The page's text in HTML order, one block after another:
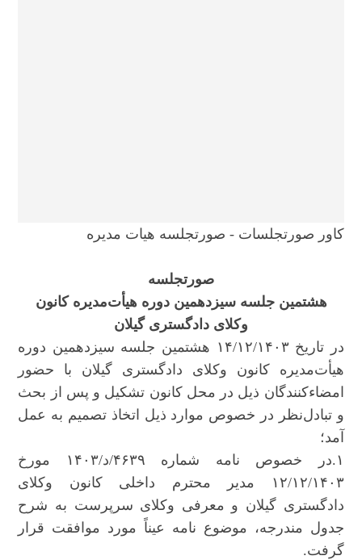
کاور صورتجلسات - صورتجلسه هیات مدیره
صورتجلسه
هشتمین جلسه سیزدهمین دوره هیأت‌مدیره کانون
وکلای دادگستری گیلان
در تاریخ ۱۴/۱۲/۱۴۰۳ هشتمین جلسه سیزدهمین دوره
هیأت‌مدیره کانون وکلای دادگستری گیلان با حضور
امضاء‌کنندگان ذیل در محل کانون تشکیل و پس از بحث
و تبادل‌نظر در خصوص موارد ذیل اتخاذ تصمیم به عمل
آمد؛
۱.در خصوص نامه شماره ۴۶۳۹/د/۱۴۰۳ مورخ
۱۲/۱۲/۱۴۰۳ مدیر محترم داخلی کانون وکلای
دادگستری گیلان و معرفی وکلای سرپرست به شرح
جدول مندرجه، موضوع نامه عیناً مورد موافقت قرار
گرفت.